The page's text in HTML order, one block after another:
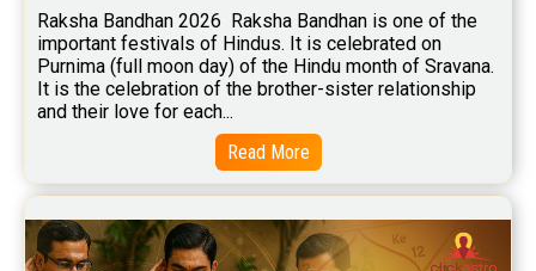
Free Marriage Horoscope Reviews
Free Star Horoscope Reviews
Baby Names Reviews
Free Chinese Horoscope Reviews
Free Feng Shui Reviews
Raksha Bandhan 2026  Raksha Bandhan is one of the
important festivals of Hindus. It is celebrated on
Purnima (full moon day) of the Hindu month of Sravana.
It is the celebration of the brother-sister relationship
and their love for each...
Read More